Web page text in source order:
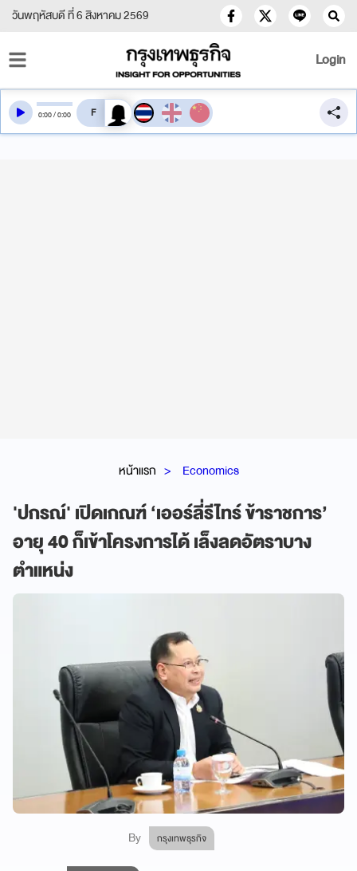
วันพฤหัสบดี ที่ 6 สิงหาคม 2569
Login
หน้าแรก Economics
'ปกรณ์' เปิดเกณฑ์ ‘เออร์ลี่รีไทร์ ข้าราชการ’
อายุ 40 ก็เข้าโครงการได้ เล็งลดอัตราบาง
ตำแหน่ง
By กรุงเทพธุรกิจ
0:00/0:00 สลับเสียงอ่าน